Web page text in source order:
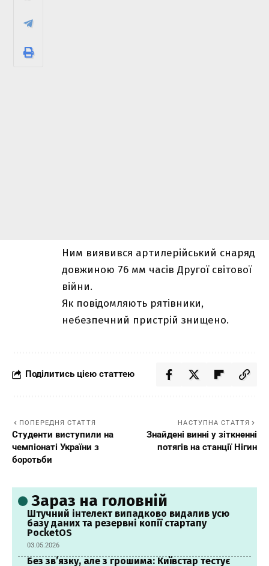
Ним виявився артилерійський снаряд
довжиною 76 мм часів Другої світової
війни.
Як повідомляють рятівники,
небезпечний пристрій знищено.
Поділитись цією статтею
ПОПЕРЕДНЯ СТАТТЯ
Студенти виступили на
чемпіонаті України з
боротьби
НАСТУПНА СТАТТЯ
Знайдені винні у зіткненні
потягів на станції Нігин
Зараз на головній
Штучний інтелект випадково видалив усю
базу даних та резервні копії стартапу
PocketOS
03.05.2026
Без зв’язку, але з грошима: Київстар тестує